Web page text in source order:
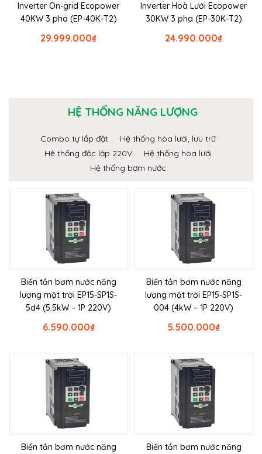
Inverter On-grid Ecopower
40KW 3 pha (EP-40K-T2)
₫
29.999.000
Inverter Hoà Lưới Ecopower
30KW 3 pha (EP-30K-T2)
₫
24.990.000
HỆ THỐNG NĂNG LƯỢNG
Combo tự lắp đặt
Hệ thống hòa lưới, lưu trữ
Hệ thống độc lập 220V
Hệ thống hòa lưới
Hệ thống bơm nước
Biến tần bơm nước năng
lượng mặt trời EP15-SP1S-
5d4 (5.5kW – 1P 220V)
₫
6.590.000
Biến tần bơm nước năng
lượng mặt trời EP15-SP1S-
004 (4kW – 1P 220V)
₫
5.500.000
Biến tần bơm nước năng
Biến tần bơm nước năng